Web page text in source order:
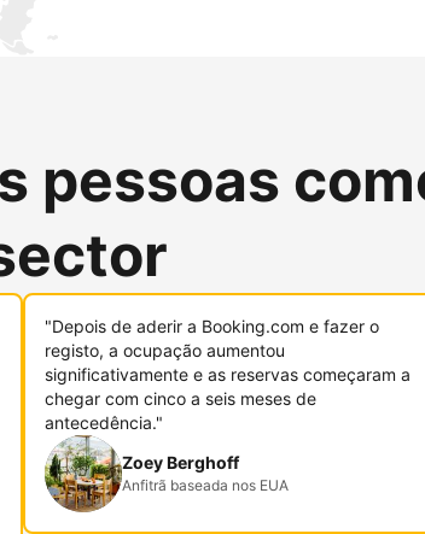
pessoas
"Depois de aderir a Booking.com e fazer o
registo, a ocupação aumentou
significativamente e as reservas começaram a
chegar com cinco a seis meses de
antecedência."
Zoey Berghoff
Anfitrã baseada nos EUA